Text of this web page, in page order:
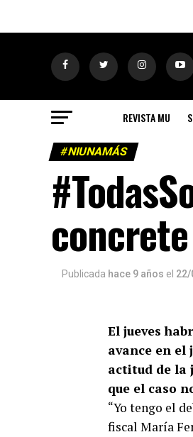
REVISTA MU
#NIUNAMÁS
Publicada hace 9 años el 22/
El jueves
avance en el
actitud de la
que el caso
“Yo tengo el
fiscal María